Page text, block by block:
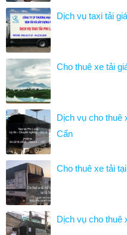
Dịch vụ taxi tải
Cho thuê xe tải
Dịch vụ cho thuê
Cẩn
Cho thuê xe tải
Dịch vụ cho thuê